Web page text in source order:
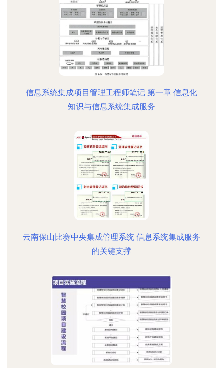
信息系统集成项目管理工程师笔记 第一章 信息化
知识与信息系统集成服务
云南保山比赛中央集成管理系统 信息系统集成服务
的关键支撑